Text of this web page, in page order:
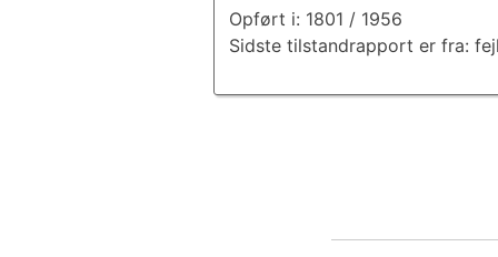
Opført i: 1801 / 1956
Sidste tilstandrapport er fra: fejl